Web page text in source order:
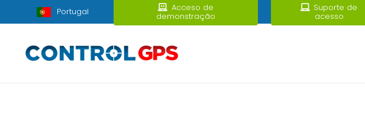
Portugal Acceso de
demonstração
Suporte de
acesso